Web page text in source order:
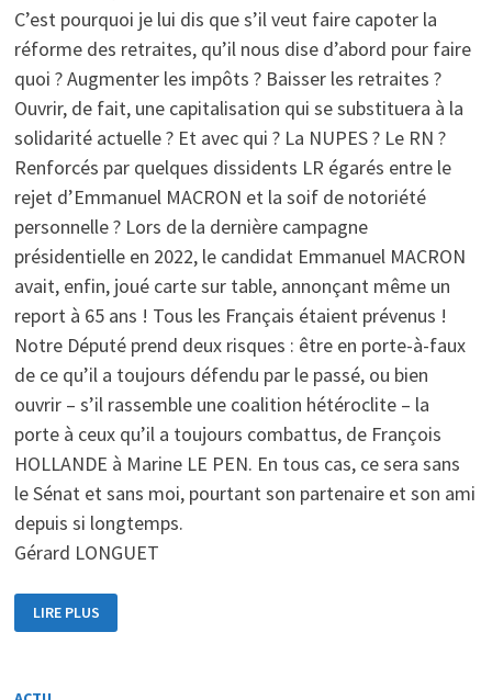
C’est pourquoi je lui dis que s’il veut faire capoter la
réforme des retraites, qu’il nous dise d’abord pour faire
quoi ? Augmenter les impôts ? Baisser les retraites ?
Ouvrir, de fait, une capitalisation qui se substituera à la
solidarité actuelle ? Et avec qui ? La NUPES ? Le RN ?
Renforcés par quelques dissidents LR égarés entre le
rejet d’Emmanuel MACRON et la soif de notoriété
personnelle ? Lors de la dernière campagne
présidentielle en 2022, le candidat Emmanuel MACRON
avait, enfin, joué carte sur table, annonçant même un
report à 65 ans ! Tous les Français étaient prévenus !
Notre Député prend deux risques : être en porte-à-faux
de ce qu’il a toujours défendu par le passé, ou bien
ouvrir – s’il rassemble une coalition hétéroclite – la
porte à ceux qu’il a toujours combattus, de François
HOLLANDE à Marine LE PEN. En tous cas, ce sera sans
le Sénat et sans moi, pourtant son partenaire et son ami
depuis si longtemps.
Gérard LONGUET
RÉACTION
À
DÉPÔT,
LIRE PLUS